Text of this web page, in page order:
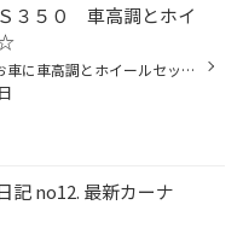
３５０ 車高調とホイ
ＧＳ３５０のお車に車高調とホイールセットをお取り付けしました☆ ホイールは19インチのＷＡＬＤのマホラをチョイス( ´ ▽ ` )ﾉ 車高調はＲＳＲのラグジュアリーベストアイをお取り付け☆ もちろん、足廻り交換、インチアップもしてるので アライメント調整もバッチリしてます(^_^)v オーナー様にもご...
記 no12. 最新カーナ